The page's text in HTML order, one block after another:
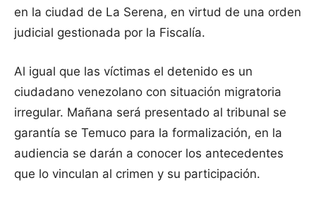
en la ciudad de La Serena, en virtud de una orden
judicial gestionada por la Fiscalía.
Al igual que las víctimas el detenido es un
ciudadano venezolano con situación migratoria
irregular. Mañana será presentado al tribunal se
garantía se Temuco para la formalización, en la
audiencia se darán a conocer los antecedentes
que lo vinculan al crimen y su participación.